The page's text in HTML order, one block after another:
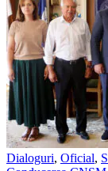
Dialoguri, Oficial,